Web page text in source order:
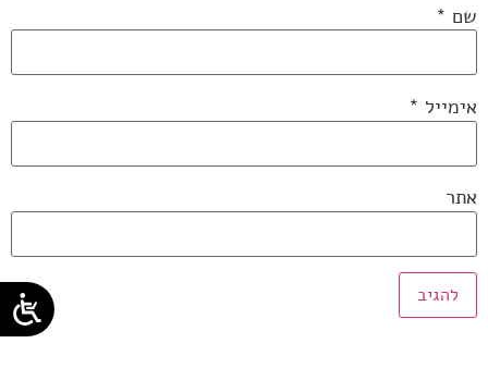
שם *
אימייל *
אתר